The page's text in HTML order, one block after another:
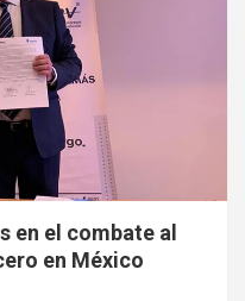
en el combate al
en México